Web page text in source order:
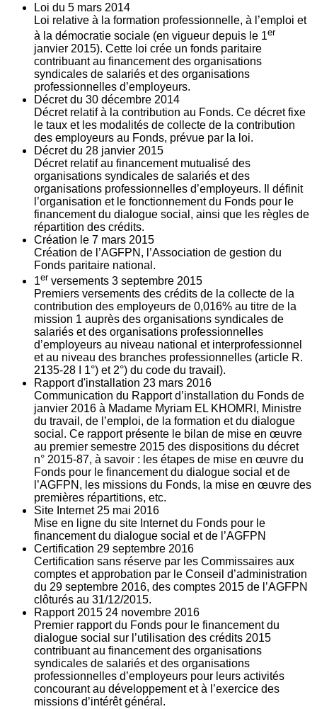
Loi du 5 mars 2014
Loi relative à la formation professionnelle, à l’emploi et
à la démocratie sociale (en vigueur depuis le 1er
janvier 2015). Cette loi crée un fonds paritaire
contribuant au financement des organisations
syndicales de salariés et des organisations
professionnelles d’employeurs.
Décret du 30 décembre 2014
Décret relatif à la contribution au Fonds. Ce décret fixe
le taux et les modalités de collecte de la contribution
des employeurs au Fonds, prévue par la loi.
Décret du 28 janvier 2015
Décret relatif au financement mutualisé des
organisations syndicales de salariés et des
organisations professionnelles d’employeurs. Il définit
l’organisation et le fonctionnement du Fonds pour le
financement du dialogue social, ainsi que les règles de
répartition des crédits.
Création le 7 mars 2015
Création de l’AGFPN, l’Association de gestion du
Fonds paritaire national.
1er versements 3 septembre 2015
Premiers versements des crédits de la collecte de la
contribution des employeurs de 0,016% au titre de la
mission 1 auprès des organisations syndicales de
salariés et des organisations professionnelles
d’employeurs au niveau national et interprofessionnel
et au niveau des branches professionnelles (article R.
2135‐28 I 1°) et 2°) du code du travail).
Rapport d'installation 23 mars 2016
Communication du Rapport d’installation du Fonds de
janvier 2016 à Madame Myriam EL KHOMRI, Ministre
du travail, de l’emploi, de la formation et du dialogue
social. Ce rapport présente le bilan de mise en œuvre
au premier semestre 2015 des dispositions du décret
n° 2015-87, à savoir : les étapes de mise en œuvre du
Fonds pour le financement du dialogue social et de
l’AGFPN, les missions du Fonds, la mise en œuvre des
premières répartitions, etc.
Site Internet 25 mai 2016
Mise en ligne du site Internet du Fonds pour le
financement du dialogue social et de l’AGFPN
Certification 29 septembre 2016
Certification sans réserve par les Commissaires aux
comptes et approbation par le Conseil d’administration
du 29 septembre 2016, des comptes 2015 de l’AGFPN
clôturés au 31/12/2015.
Rapport 2015 24 novembre 2016
Premier rapport du Fonds pour le financement du
dialogue social sur l’utilisation des crédits 2015
contribuant au financement des organisations
syndicales de salariés et des organisations
professionnelles d’employeurs pour leurs activités
concourant au développement et à l’exercice des
missions d’intérêt général.